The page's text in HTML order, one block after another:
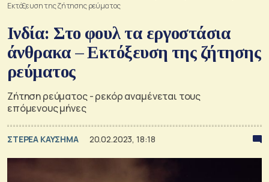
Εκτόξευση της ζήτησης ρεύματος
Ινδία: Στο φουλ τα εργοστάσια
άνθρακα – Εκτόξευση της ζήτησης
ρεύματος
Ζήτηση ρεύματος - ρεκόρ αναμένεται τους
επόμενους μήνες
ΣΤΕΡΕΑ ΚΑΥΣΗΜΑ 20.02.2023, 18:18